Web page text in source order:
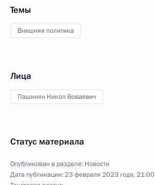
Темы
Внешняя политика
Лица
Пашинян Никол Воваевич
Статус материала
Опубликован в разделе: Новости
Дата публикации:23 февраля 2023 года, 21:00